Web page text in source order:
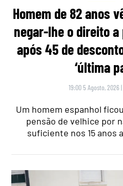
Homem de 82 anos
negar-lhe o direito
após 45 de
‘última
19:00 5 Agosto, 2026 |
Um homem espanhol
pensão de velhice por
suficiente nos 15 anos